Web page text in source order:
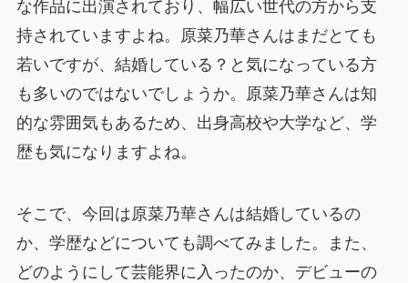
な作品に出演されており、幅広い世代の方から支
持されていますよね。原菜乃華さんはまだとても
若いですが、結婚している？と気になっている方
も多いのではないでしょうか。原菜乃華さんは知
的な雰囲気もあるため、出身高校や大学など、学
歴も気になりますよね。
そこで、今回は原菜乃華さんは結婚しているの
か、学歴などについても調べてみました。また、
どのようにして芸能界に入ったのか、デビューの